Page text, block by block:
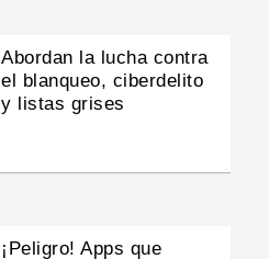
Abordan la lucha contra
el blanqueo, ciberdelito
y listas grises
¡Peligro! Apps que